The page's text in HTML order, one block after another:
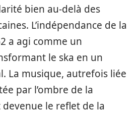
bien au-delà des
L’indépendance de la
a agi comme un
le ska en un
La musique, autrefois liée
par l’ombre de la
le reflet de la